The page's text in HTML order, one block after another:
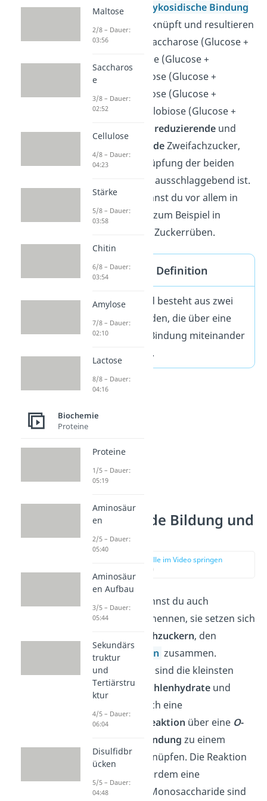
sind über eine
glykosidische Bindung
miteinander verknüpft und resultieren
zum Beispiel in Saccharose (Glucose +
Fructose), Lactose (Glucose +
Galactose), Maltose (Glucose +
Glucose), Trehalose (Glucose +
Glucose) und Cellobiose (Glucose +
Glucose). Es gibt reduzierendeund
nicht reduzierendeZweifachzucker,
wobei die Verknüpfung der beiden
Monosaccharide ausschlaggebend ist.
Disaccharide kannst du vor allem in
Pflanzenfinden, zum Beispiel in
Zuckerrohr oder Zuckerrüben.
Disaccharide Definition
Ein Disaccharid besteht aus zwei
Monosacchariden, die über eine
glykosidische Bindung miteinander
verknüpft sind.
Disaccharide Bildung und
Aufbau
zur Stelle im Video springen
(00:28)
kannst du auch
Zweifachzucker
nennen, sie setzen sich
2 Einfachzuckern, den
Monosacchariden zusammen.
Monosaccharide sind die kleinsten
Bausteine der
Kohlenhydrateund
können sich durch eine
Kondensationsreaktion über eine O-
glykosidische Bindung zu einem
Disaccharid verknüpfen. Die Reaktion
dahinter ist außerdem eine
Acetalbildung
. Monosaccharide sind
Maltose
2/8 – Dauer:
03:56
Saccharos
e
3/8 – Dauer:
02:52
Cellulose
4/8 – Dauer:
04:23
Stärke
5/8 – Dauer:
03:58
Chitin
6/8 – Dauer:
03:54
Amylose
7/8 – Dauer:
02:10
Lactose
8/8 – Dauer:
04:16
Biochemie
Proteine
Proteine
1/5 – Dauer:
05:19
Aminosäur
en
2/5 – Dauer:
05:40
Aminosäur
en Aufbau
3/5 – Dauer:
05:44
Sekundärs
truktur
und
Tertiärstru
ktur
4/5 – Dauer:
06:04
Disulfidbr
ücken
5/5 – Dauer:
04:48